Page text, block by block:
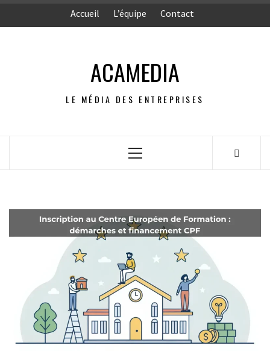
Accueil L’équipe Contact
ACAMEDIA
LE MÉDIA DES ENTREPRISES
Menu